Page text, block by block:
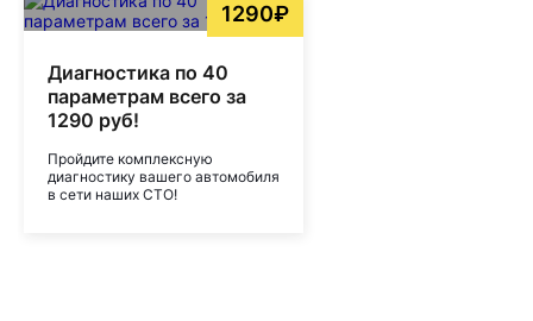
1290₽
Диагностика по 40
параметрам всего за
1290 руб!
Пройдите комплексную
диагностику вашего автомобиля
в сети наших СТО!